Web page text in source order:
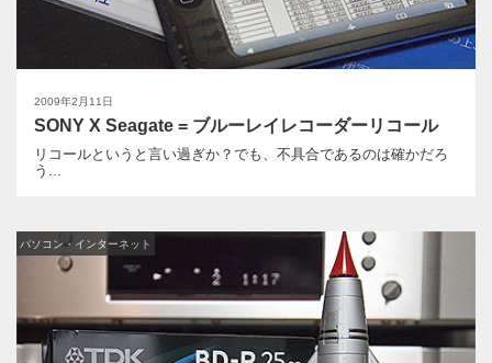
2009年2月11日
SONY X Seagate = ブルーレイレコーダーリコール
リコールというと言い過ぎか？でも、不具合であるのは確かだろ
う...
パソコン・インターネット